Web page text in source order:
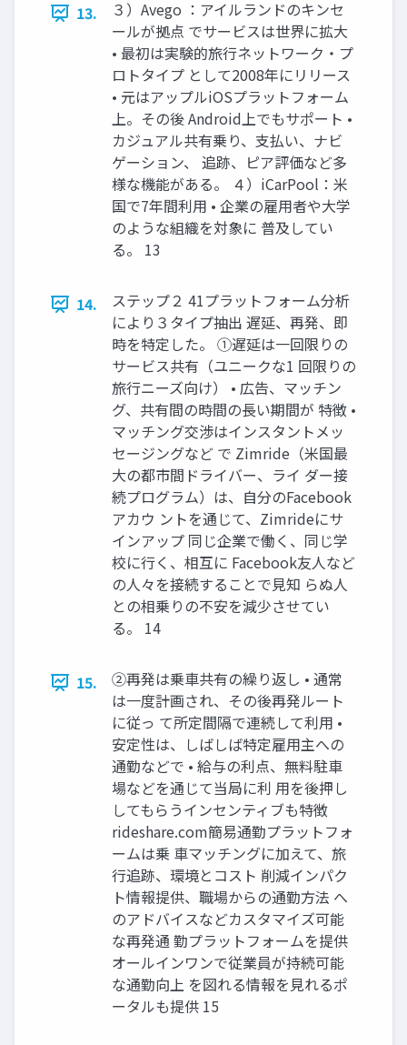
13.
３）Avego ：アイルランドのキンセ
ールが拠点 でサービスは世界に拡大
• 最初は実験的旅行ネットワーク・プ
ロトタイプ として2008年にリリース
• 元はアップルiOSプラットフォーム
上。その後 Android上でもサポート •
カジュアル共有乗り、支払い、ナビ
ゲーション、 追跡、ピア評価など多
様な機能がある。 ４）iCarPool：米
国で7年間利用 • 企業の雇用者や大学
のような組織を対象に 普及してい
る。 13
14.
ステップ２ 41プラットフォーム分析
により３タイプ抽出 遅延、再発、即
時を特定した。 ①遅延は一回限りの
サービス共有（ユニークな1 回限りの
旅行ニーズ向け） • 広告、マッチン
グ、共有間の時間の長い期間が 特徴 •
マッチング交渉はインスタントメッ
セージングなど で Zimride（米国最
大の都市間ドライバー、ライ ダー接
続プログラム）は、自分のFacebook
アカウ ントを通じて、Zimrideにサ
インアップ 同じ企業で働く、同じ学
校に行く、相互に Facebook友人など
の人々を接続することで見知 らぬ人
との相乗りの不安を減少させてい
る。 14
15.
②再発は乗車共有の繰り返し • 通常
は一度計画され、その後再発ルート
に従っ て所定間隔で連続して利用 •
安定性は、しばしば特定雇用主への
通勤などで • 給与の利点、無料駐車
場などを通じて当局に利 用を後押し
してもらうインセンティブも特徴
rideshare.com簡易通勤プラットフォ
ームは乗 車マッチングに加えて、旅
行追跡、環境とコスト 削減インパク
ト情報提供、職場からの通勤方法 へ
のアドバイスなどカスタマイズ可能
な再発通 勤プラットフォームを提供
オールインワンで従業員が持続可能
な通勤向上 を図れる情報を見れるポ
ータルも提供 15